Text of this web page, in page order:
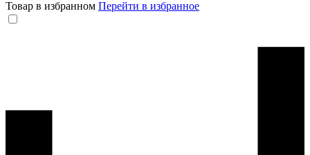
Товар в избранном Перейти в избранное